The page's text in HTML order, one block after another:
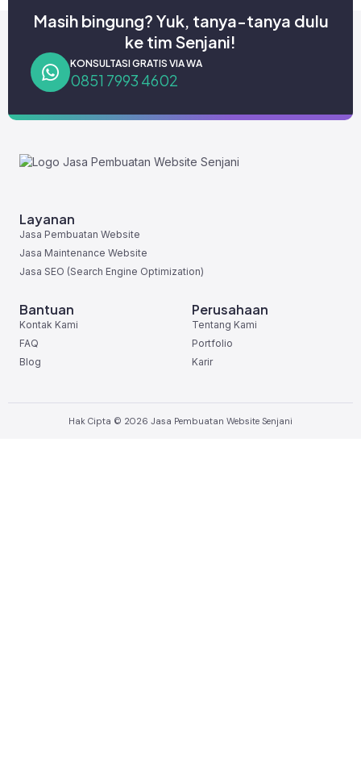
Masih bingung? Yuk, tanya-tanya dulu
ke tim Senjani!
KONSULTASI GRATIS VIA WA
0851 7993 4602
Layanan
Jasa Pembuatan Website
Jasa Maintenance Website
Jasa SEO (Search Engine Optimization)
Bantuan
Kontak Kami
FAQ
Blog
Perusahaan
Tentang Kami
Portfolio
Karir
Hak Cipta © 2026 Jasa Pembuatan Website Senjani